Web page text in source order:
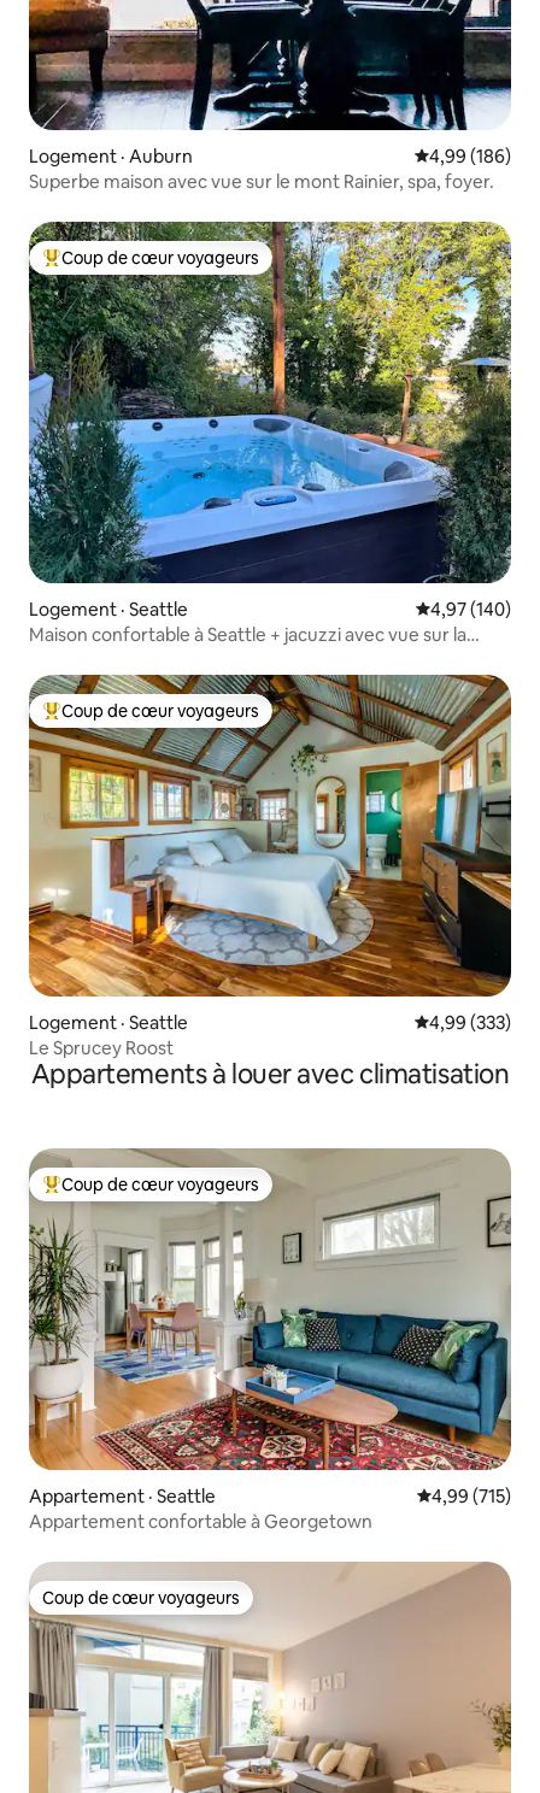
Logement · Auburn Note
4,99 (186)
Superbe maison avec vue sur le mont Rainier, spa, foyer.
Coup de cœur voyageurs parmi les plus aimés
Coup de cœur voyageurs
Logement · Seattle Note
4,97 (140)
Maison confortable à Seattle + jacuzzi avec vue sur la
Coup de cœur voyageurs parmi les plus aimés
Coup de cœur voyageurs
Logement · Seattle Note
4,99 (333)
Le Sprucey Roost
Appartements à louer avec climatisation
Coup de cœur voyageurs parmi les plus aimés
Coup de cœur voyageurs
Appartement · Seattle Note
4,99 (715)
Appartement confortable à Georgetown
Coup de cœur voyageurs
Coup de cœur voyageurs